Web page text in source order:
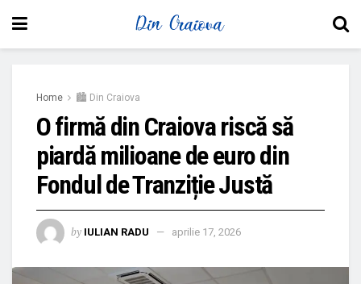
Home 🏙 Din Craiova
O firmă din Craiova riscă să
piardă milioane de euro din
Fondul de Tranziție Justă
by IULIAN RADU aprilie 17, 2026